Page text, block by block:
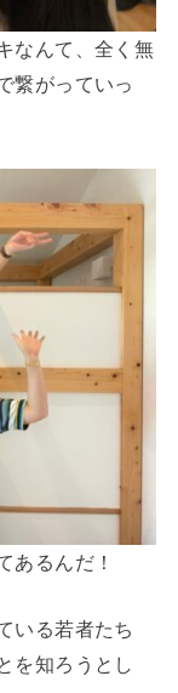
なんて、全く無
繋がっていっ
あるんだ！
いる若者たち
を知ろうとし